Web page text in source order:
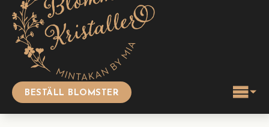
BESTÄLL BLOMSTER